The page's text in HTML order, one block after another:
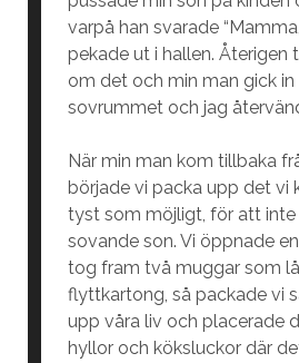
varpå han svarade
pekade ut i hallen. Återigen
om det och min man gick
sovrummet och jag
När min man kom tillbaka
började vi packa upp det vi
tyst som möjligt, för att inte
sovande son. Vi öppnade
tog fram två muggar som
flyttkartong, så packade vi
upp våra liv och placerade
hyllor och köksluckor där